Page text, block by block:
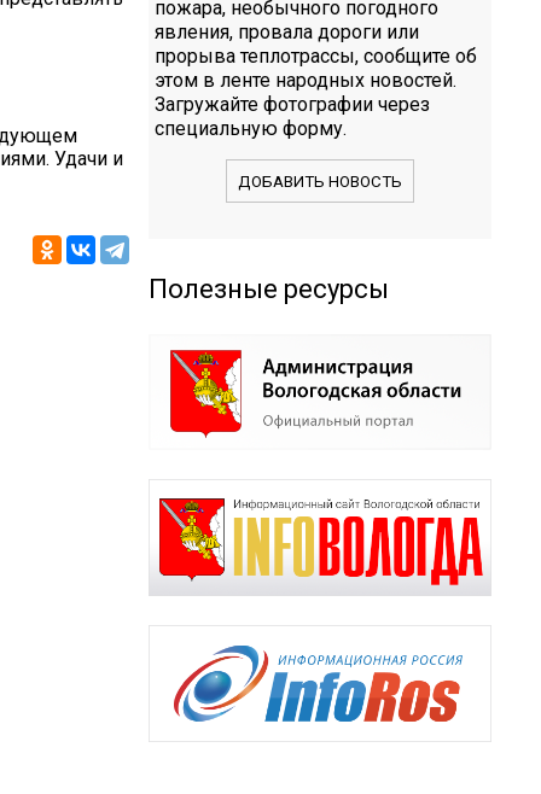
Удачи и
пожара, необычного погодного
явления, провала дороги или
прорыва теплотрассы, сообщите об
этом в ленте народных новостей.
Загружайте фотографии через
специальную форму.
ДОБАВИТЬ НОВОСТЬ
Полезные ресурсы